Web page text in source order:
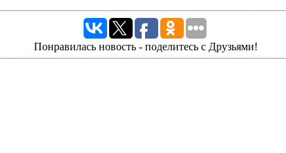
Понравилась новость - поделитесь с Друзьями!